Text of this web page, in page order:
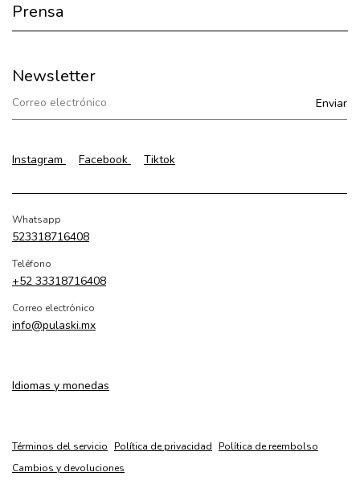
Prensa
Newsletter
Instagram Facebook Tiktok
Whatsapp
523318716408
Teléfono
+52 33318716408
Correo electrónico
info@pulaski.mx
Idiomas y monedas
Términos del servicio Política de privacidad
Política de reembolso
Cambios y devoluciones